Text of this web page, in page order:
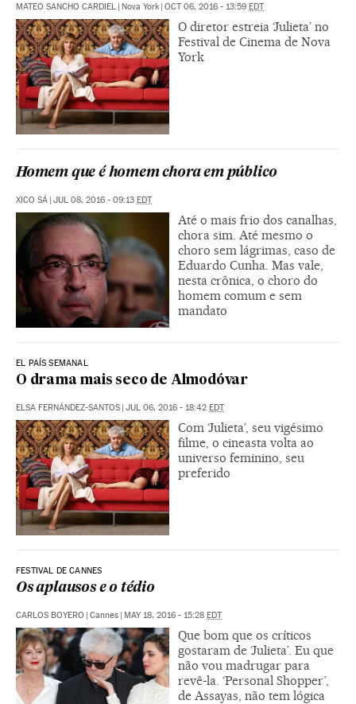
MATEO SANCHO CARDIEL | Nova York | OCT 06, 2016 - 13:59 EDT
O diretor estreia ‘Julieta’ no
Festival de Cinema de Nova
York
Homem que é homem chora em público
XICO SÁ | JUL 08, 2016 - 09:13 EDT
Até o mais frio dos canalhas,
chora sim. Até mesmo o
choro sem lágrimas, caso de
Eduardo Cunha. Mas vale,
nesta crônica, o choro do
homem comum e sem
mandato
EL PAÍS SEMANAL
O drama mais seco de Almodóvar
ELSA FERNÁNDEZ-SANTOS | JUL 06, 2016 - 18:42 EDT
Com ‘Julieta’, seu vigésimo
filme, o cineasta volta ao
universo feminino, seu
preferido
FESTIVAL DE CANNES
Os aplausos e o tédio
CARLOS BOYERO | Cannes | MAY 18, 2016 - 15:28 EDT
Que bom que os críticos
gostaram de ‘Julieta’. Eu que
não vou madrugar para
revê-la. ‘Personal Shopper’,
de Assayas, não tem lógica